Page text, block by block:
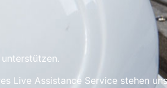
Live Assistance Service stehen